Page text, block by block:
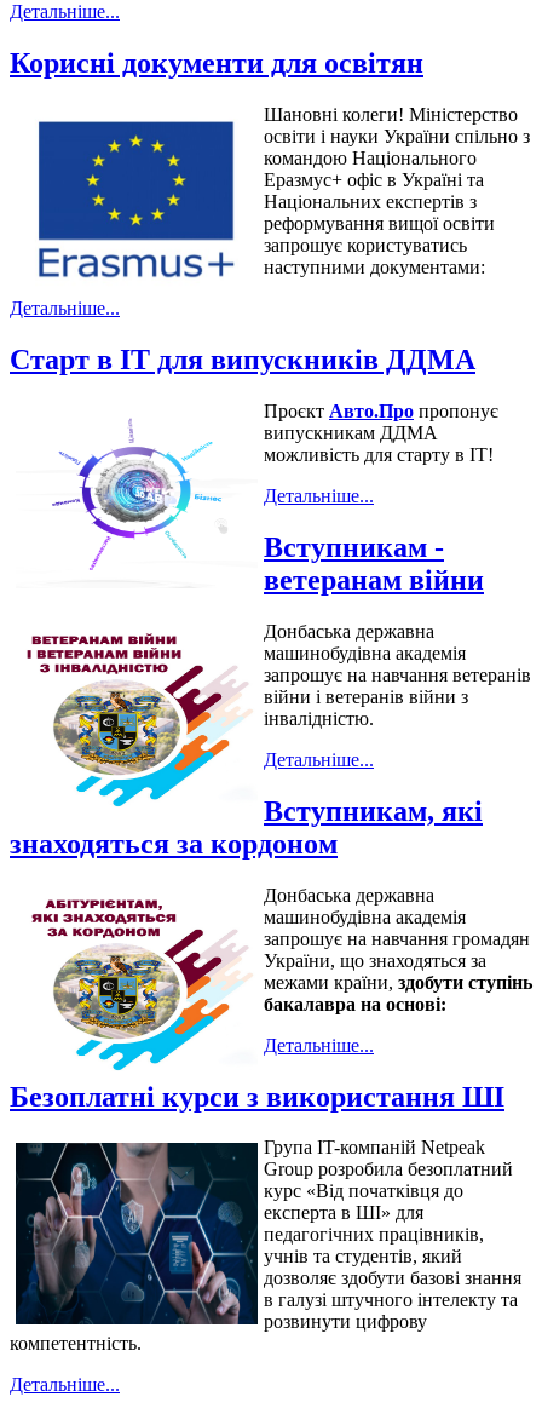
Детальніше...
Корисні документи для освітян
Шановні колеги! Міністерство
освіти і науки України спільно з
командою Національного
Еразмус+ офіс в Україні та
Національних експертів з
реформування вищої освіти
запрошує користуватись
наступними документами:
Детальніше...
Старт в IT для випускників ДДМА
Проєкт Авто.Про пропонує
випускникам ДДМА
можливість для старту в IT!
Детальніше...
Вступникам -
ветеранам війни
Донбаська державна
машинобудівна академія
запрошує на навчання ветеранів
війни і ветеранів війни з
інвалідністю.
Детальніше...
Вступникам, які
знаходяться за кордоном
Донбаська державна
машинобудівна академія
запрошує на навчання громадян
України, що знаходяться за
межами країни, здобути ступінь
бакалавра на основі:
Детальніше...
Безоплатні курси з використання ШІ
Група IT-компаній Netpeak
Group розробила безоплатний
курс «Від початківця до
експерта в ШІ» для
педагогічних працівників,
учнів та студентів, який
дозволяє здобути базові знання
в галузі штучного інтелекту та
розвинути цифрову
компетентність.
Детальніше...